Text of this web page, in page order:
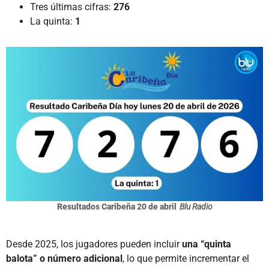
Tres últimas cifras: 276
La quinta: 1
Resultados Caribeña 20 de abril Blu Radio
Desde 2025, los jugadores pueden incluiruna “quinta
balota” o número adicional, lo que permite incrementar el